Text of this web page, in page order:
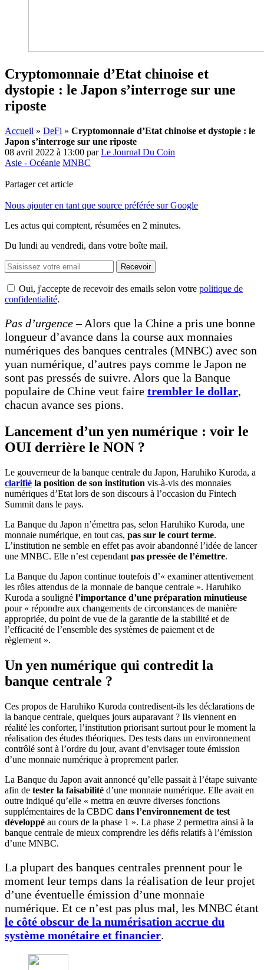
Cryptomonnaie d’Etat chinoise et
dystopie : le Japon s’interroge sur une
riposte
Accueil » DeFi » Cryptomonnaie d’Etat chinoise et dystopie : le
Japon s’interroge sur une riposte
08 avril 2022 à 13:00 parLe Journal Du Coin
Asie - Océanie MNBC
Partager cet article
Nous ajouter en tant que source préférée sur Google
Les actus qui comptent, résumées en 2 minutes.
Du lundi au vendredi, dans votre boîte mail.
Recevoir
Oui, j'accepte de recevoir des emails selon votre politique de
confidentialité.
Pas d’urgence– Alors que la Chine a pris une bonne
longueur d’avance dans la course aux monnaies
numériques des banques centrales (MNBC) avec son
yuan numérique, d’autres pays comme le Japon ne
sont pas pressés de suivre. Alors que la Banque
populaire de Chine veut faire trembler le dollar,
chacun avance ses pions.
Lancement d’un yen numérique : voir le
OUI derrière le NON ?
Le gouverneur de la banque centrale du Japon, Haruhiko Kuroda, a
clarifié la position de son institution vis-à-vis des monnaies
numériques d’Etat lors de son discours à l’occasion du Fintech
Summit dans le pays.
La Banque du Japon n’émettra pas, selon Haruhiko Kuroda, une
monnaie numérique, en tout cas, pas sur le court terme.
L’institution ne semble en effet pas avoir abandonné l’idée de lancer
une MNBC. Elle n’est cependant pas pressée de l’émettre.
La Banque du Japon continue toutefois d’« examiner attentivement
les rôles attendus de la monnaie de banque centrale ». Haruhiko
Kuroda a souligné l’importance d’une préparation minutieuse
pour « répondre aux changements de circonstances de manière
appropriée, du point de vue de la garantie de la stabilité et de
l’efficacité de l’ensemble des systèmes de paiement et de
règlement ».
Un yen numérique qui contredit la
banque centrale ?
Ces propos de Haruhiko Kuroda contredisent-ils les déclarations de
la banque centrale, quelques jours auparavant ? Ils viennent en
réalité les conforter, l’institution priorisant surtout pour le moment la
réalisation des études théoriques. Des tests dans un environnement
contrôlé sont à l’ordre du jour, avant d’envisager toute émission
d’une monnaie numérique à proprement parler.
La Banque du Japon avait annoncé qu’elle passait à l’étape suivante
afin de tester la faisabilité d’une monnaie numérique. Elle avait en
outre indiqué qu’elle « mettra en œuvre diverses fonctions
supplémentaires de la CBDC dans l’environnement de test
développé au cours de la phase 1 ». La phase 2 permettra ainsi à la
banque centrale de mieux comprendre les défis relatifs à l’émission
d’une MNBC.
La plupart des banques centrales prennent pour le
moment leur temps dans la réalisation de leur projet
d’une éventuelle émission d’une monnaie
numérique. Et ce n’est pas plus mal, les MNBC étant
le côté obscur de la numérisation accrue du
système monétaire et financier.